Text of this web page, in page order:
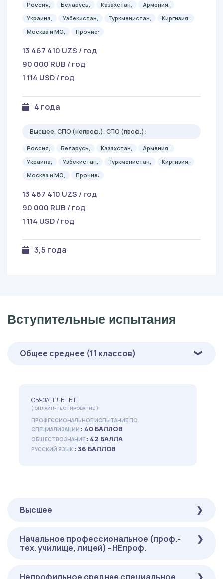
Россия, Беларусь, Казахстан,
Армения,
Украина,
Узбекистан, Туркменистан,
Киргизия,
Москва и МО,
Прочие:
13 467 410 UZS / год
90 000 RUB / год
1 114 USD / год
4 года
Высшее, СПО (непроф.), СПО (проф.):
Россия, Беларусь, Казахстан,
Армения,
Украина,
Узбекистан, Туркменистан,
Киргизия,
Москва и МО,
Прочие:
13 467 410 UZS / год
90 000 RUB / год
1 114 USD / год
3,5 года
Вступительные испытания
Общее среднее (11 классов)
ОБЯЗАТЕЛЬНЫЕ
( ОНЛАЙН-ТЕСТИРОВАНИЕ ):
ПРОФЕССИОНАЛЬНОЕ ИСПЫТАНИЕ ПО
СПЕЦИАЛИЗАЦИИ : 40 БАЛЛОВ
ОБЩЕСТВОЗНАНИЕ : 42 БАЛЛА
РУССКИЙ ЯЗЫК : 36 БАЛЛОВ
Высшее
ОБЯЗАТЕЛЬНЫЕ
( ОНЛАЙН-ТЕСТИРОВАНИЕ ):
Начальное профессиональное (проф.-
тех. училище, лицей) - НЕпроф.
Непрофильное среднее специальное